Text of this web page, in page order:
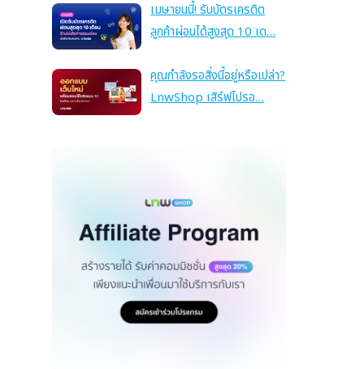
เมษายนนี้! รับบัตรเครดิต
ลูกค้าผ่อนได้สูงสุด 10 เด…
คุณกำลังรอสิ่งนี้อยู่หรือเปล่า?
LnwShop เสิร์ฟโปรอ…